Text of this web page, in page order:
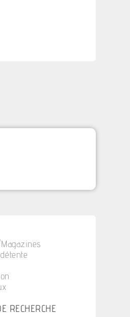
RECHERCHE